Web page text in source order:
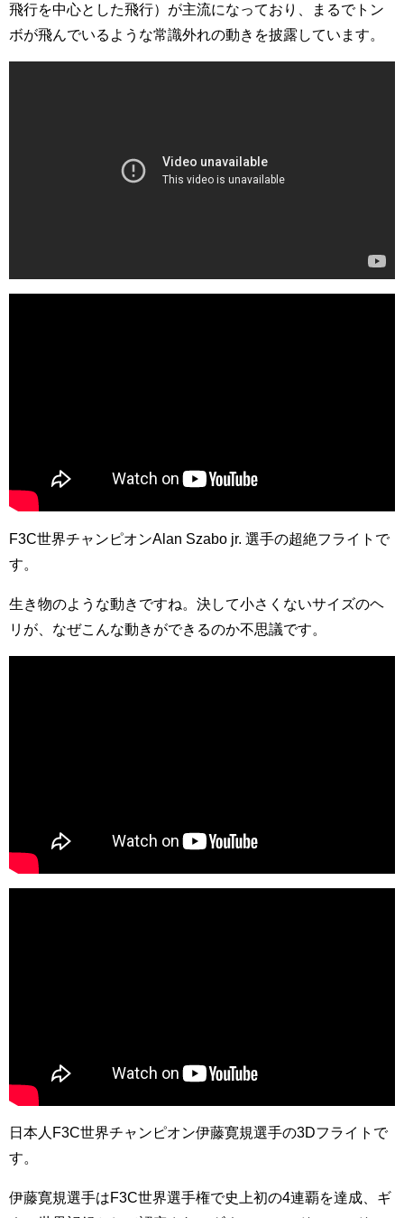
飛行を中心とした飛行）が主流になっており、まるでトン
ボが飛んでいるような常識外れの動きを披露しています。
F3C世界チャンピオンAlan Szabo jr. 選手の超絶フライトで
す。
生き物のような動きですね。決して小さくないサイズのヘ
リが、なぜこんな動きができるのか不思議です。
日本人F3C世界チャンピオン伊藤寛規選手の3Dフライトで
す。
伊藤寛規選手はF3C世界選手権で史上初の4連覇を達成、ギ